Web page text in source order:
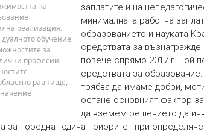
на
реализация.
обучение
за
професии,
равнище,
заплатите и на
минималната работна
образованието и науката
средствата за
повече спрямо 2017 г. Той
средствата за
трябва да имаме добри,
остане основният фактор
да вземем решението да
за поредна година приоритет при